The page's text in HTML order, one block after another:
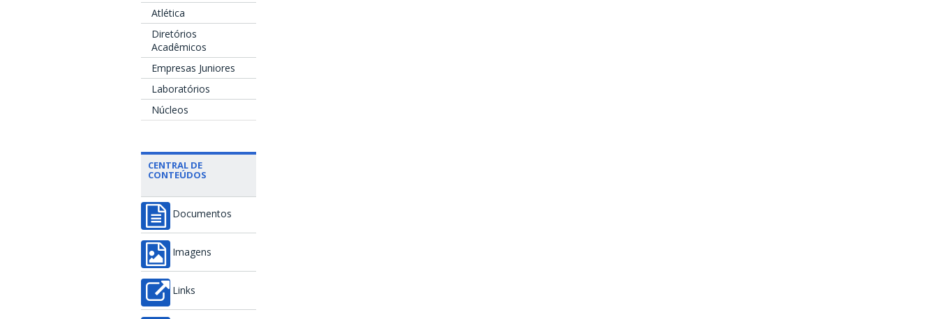
Atlética
Diretórios
Acadêmicos
Empresas Juniores
Laboratórios
Núcleos
CENTRAL DE
CONTEÚDOS
Documentos
Imagens
Links